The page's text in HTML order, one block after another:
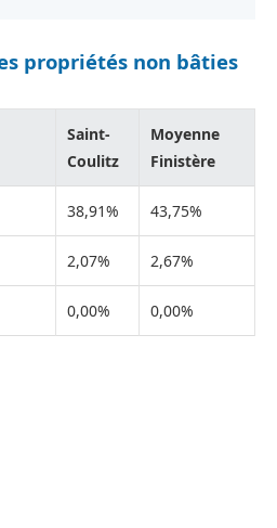
propriétés non bâties
Saint-
Coulitz
Moyenne
Finistère
38,91% 43,75%
2,07% 2,67%
0,00% 0,00%